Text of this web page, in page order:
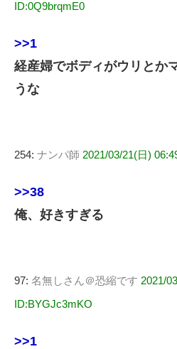
ID:0Q9brqmE0
>>1
経産婦でボディがウリとか
うな
254: ナンパ師 2021/03/21(日)
>>38
俺、好きすぎる
97: 名無しさん＠恐縮です 2021/
ID:BYGJc3mKO
>>1